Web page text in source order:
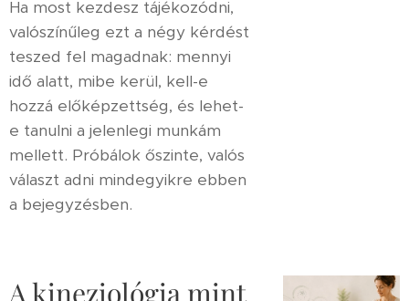
Ha most kezdesz tájékozódni,
valószínűleg ezt a négy kérdést
teszed fel magadnak: mennyi
idő alatt, mibe kerül, kell-e
hozzá előképzettség, és lehet-
e tanulni a jelenlegi munkám
mellett. Próbálok őszinte, valós
választ adni mindegyikre ebben
a bejegyzésben.
A kineziológia mint